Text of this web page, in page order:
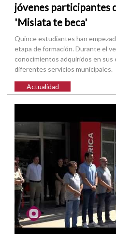
jóvenes participantes
'Mislata te beca'
Quince estudiantes han
etapa de formación. Durante el
conocimientos adquiridos en sus
diferentes servicios municipales.
Actualidad